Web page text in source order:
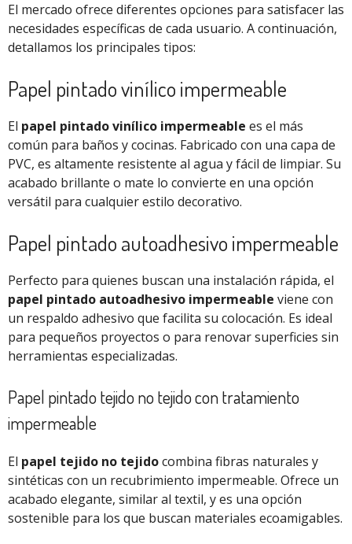
El mercado ofrece diferentes opciones para satisfacer las
necesidades específicas de cada usuario. A continuación,
detallamos los principales tipos:
Papel pintado vinílico impermeable
El papel pintado vinílico impermeable es el más
común para baños y cocinas. Fabricado con una capa de
PVC, es altamente resistente al agua y fácil de limpiar. Su
acabado brillante o mate lo convierte en una opción
versátil para cualquier estilo decorativo.
Papel pintado autoadhesivo impermeable
Perfecto para quienes buscan una instalación rápida, el
papel pintado autoadhesivo impermeable viene con
un respaldo adhesivo que facilita su colocación. Es ideal
para pequeños proyectos o para renovar superficies sin
herramientas especializadas.
Papel pintado tejido no tejido con tratamiento
impermeable
El papel tejido no tejidocombina fibras naturales y
sintéticas con un recubrimiento impermeable. Ofrece un
acabado elegante, similar al textil, y es una opción
sostenible para los que buscan materiales ecoamigables.